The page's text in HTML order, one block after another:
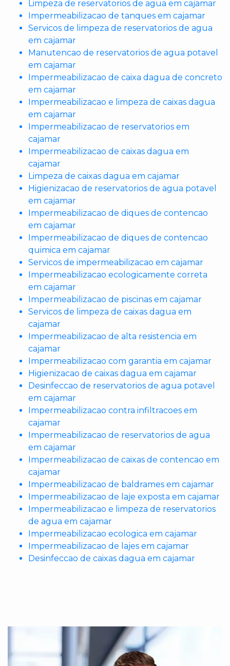
Limpeza de reservatorios de agua em cajamar
Impermeabilizacao de tanques em cajamar
Servicos de limpeza de reservatorios de agua
em cajamar
Manutencao de reservatorios de agua potavel
em cajamar
Impermeabilizacao de caixa dagua de concreto
em cajamar
Impermeabilizacao e limpeza de caixas dagua
em cajamar
Impermeabilizacao de reservatorios em
cajamar
Impermeabilizacao de caixas dagua em
cajamar
Limpeza de caixas dagua em cajamar
Higienizacao de reservatorios de agua potavel
em cajamar
Impermeabilizacao de diques de contencao
em cajamar
Impermeabilizacao de diques de contencao
quimica em cajamar
Servicos de impermeabilizacao em cajamar
Impermeabilizacao ecologicamente correta
em cajamar
Impermeabilizacao de piscinas em cajamar
Servicos de limpeza de caixas dagua em
cajamar
Impermeabilizacao de alta resistencia em
cajamar
Impermeabilizacao com garantia em cajamar
Higienizacao de caixas dagua em cajamar
Desinfeccao de reservatorios de agua potavel
em cajamar
Impermeabilizacao contra infiltracoes em
cajamar
Impermeabilizacao de reservatorios de agua
em cajamar
Impermeabilizacao de caixas de contencao em
cajamar
Impermeabilizacao de baldrames em cajamar
Impermeabilizacao de laje exposta em cajamar
Impermeabilizacao e limpeza de reservatorios
de agua em cajamar
Impermeabilizacao ecologica em cajamar
Impermeabilizacao de lajes em cajamar
Desinfeccao de caixas dagua em cajamar